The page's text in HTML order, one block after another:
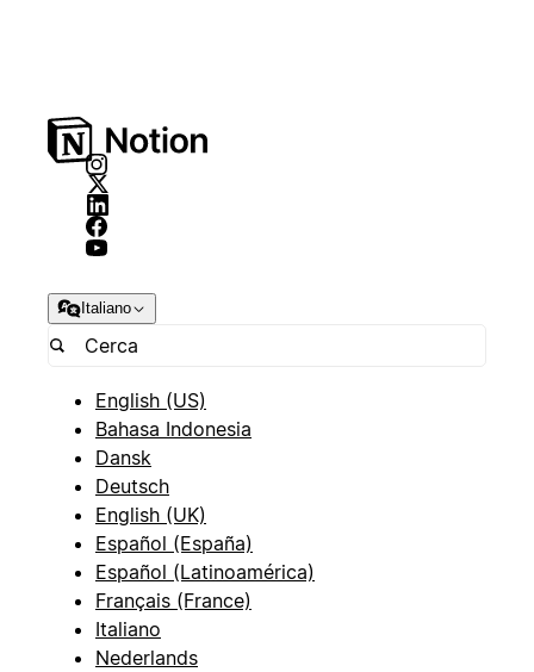
Italiano
English (US)
Bahasa Indonesia
Dansk
Deutsch
English (UK)
Español (España)
Español (Latinoamérica)
Français (France)
Italiano
Nederlands